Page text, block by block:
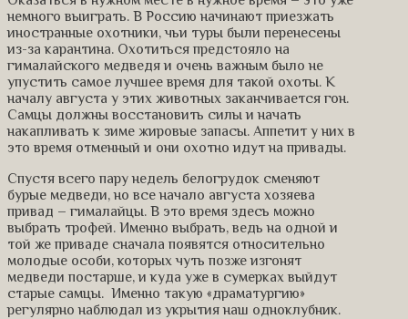
немного выиграть. В Россию начинают приезжать
иностранные охотники, чьи туры были перенесены
из-за карантина. Охотиться предстояло на
гималайского медведя и очень важным было не
упустить самое лучшее время для такой охоты. К
началу августа у этих животных заканчивается гон.
Самцы должны восстановить силы и начать
накапливать к зиме жировые запасы. Аппетит у них в
это время отменный и они охотно идут на привады.
Спустя всего пару недель белогрудок сменяют
бурые медведи, но все начало августа хозяева
привад – гималайцы. В это время здесь можно
выбрать трофей. Именно выбрать, ведь на одной и
той же приваде сначала появятся относительно
молодые особи, которых чуть позже изгонят
медведи постарше, и куда уже в сумерках выйдут
старые самцы. Именно такую «драматургию»
регулярно наблюдал из укрытия наш одноклубник.